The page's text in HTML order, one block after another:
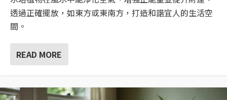
透過正確擺放，如東方或東南方，打造和諧宜人的生活空
間。
READ MORE